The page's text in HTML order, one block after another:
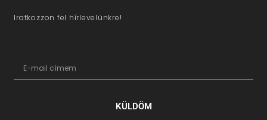
Iratkozzon fel hírlevelünkre!
KÜLDÖM